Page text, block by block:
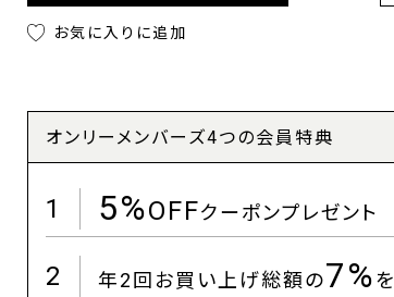
お気に入りに追加
オンリーメンバーズ4つの会員特典
1 5%OFFクーポンプレゼント
2 年2回お買い上げ総額の7%